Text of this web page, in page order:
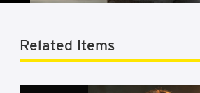
Related Items